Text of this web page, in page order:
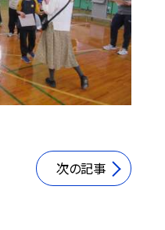
次の記事